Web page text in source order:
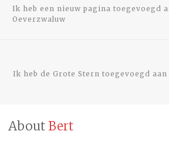
Ik heb een nieuw pagina toegevoegd
Oeverzwaluw
Ik heb de Grote Stern toegevoegd
About Bert